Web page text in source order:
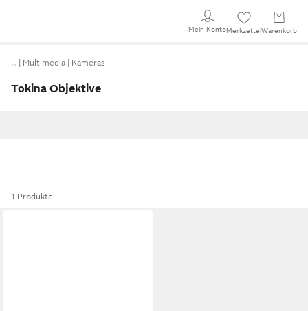
Mein KontoMerkzettel Warenkorb
… Multimedia Kameras
Tokina Objektive
1 Produkte